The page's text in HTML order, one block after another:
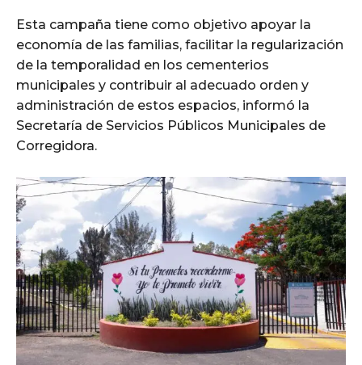
Esta campaña tiene como objetivo apoyar la
economía de las familias, facilitar la regularización
de la temporalidad en los cementerios
municipales y contribuir al adecuado orden y
administración de estos espacios, informó la
Secretaría de Servicios Públicos Municipales de
Corregidora.